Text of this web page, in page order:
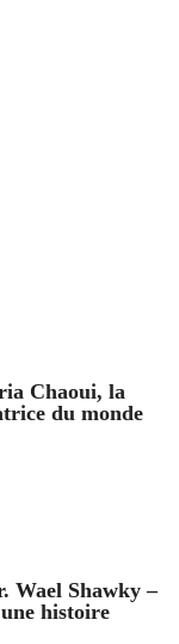
Chaoui, la
du monde
Wael Shawky –
histoire